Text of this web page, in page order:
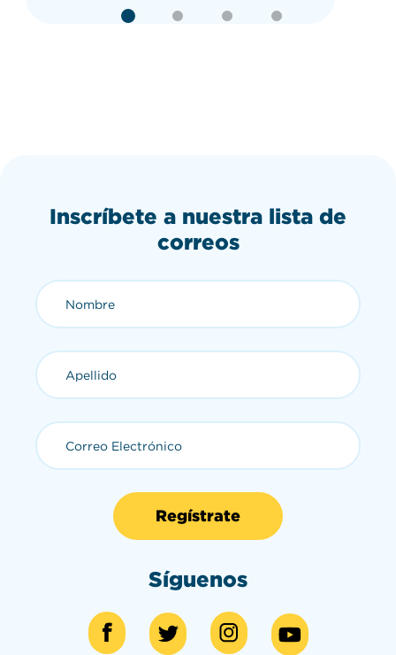
Inscríbete a nuestra lista de
correos
Nombre (requerido)
Apellido (requerido)
Correo Electrónico
Síguenos